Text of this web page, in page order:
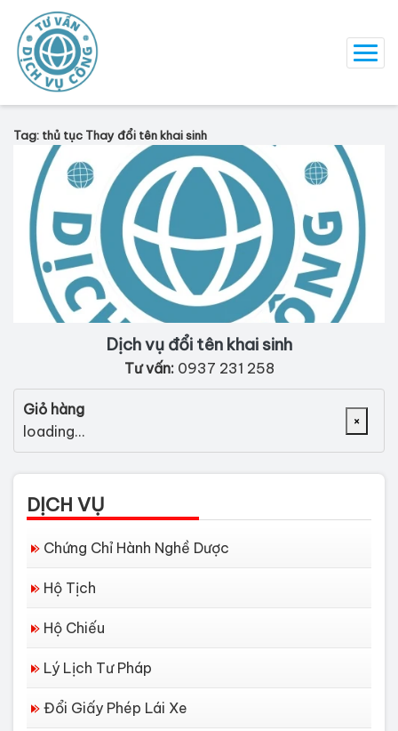
Tag: thủ tục Thay đổi tên khai sinh
Dịch vụ đổi tên khai sinh
Tư vấn: 0937 231 258
×
Giỏ hàng
loading...
DỊCH VỤ
Chứng Chỉ Hành Nghề Dược
Hộ Tịch
Hộ Chiếu
Lý Lịch Tư Pháp
Đổi Giấy Phép Lái Xe